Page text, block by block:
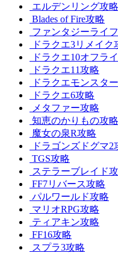
エルデンリング攻略
Blades of Fire攻略
ファンタジーライ
ドラクエ3リメイク
ドラクエ10オフラ
ドラクエ11攻略
ドラクエモンスタ
ドラクエ6攻略
メタファー攻略
知恵のかりもの攻略
魔女の泉R攻略
ドラゴンズドグマ2
TGS攻略
ステラーブレイド
FF7リバース攻略
パルワールド攻略
マリオRPG攻略
ティアキン攻略
FF16攻略
スプラ3攻略